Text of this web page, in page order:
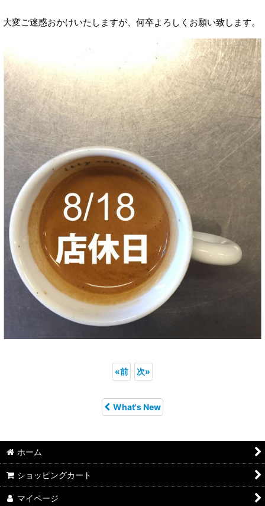
大変ご迷惑おかけいたしますが、何卒よろしくお願い致します。
«前 次»
What's New
ホーム
ショッピングカート
マイページ